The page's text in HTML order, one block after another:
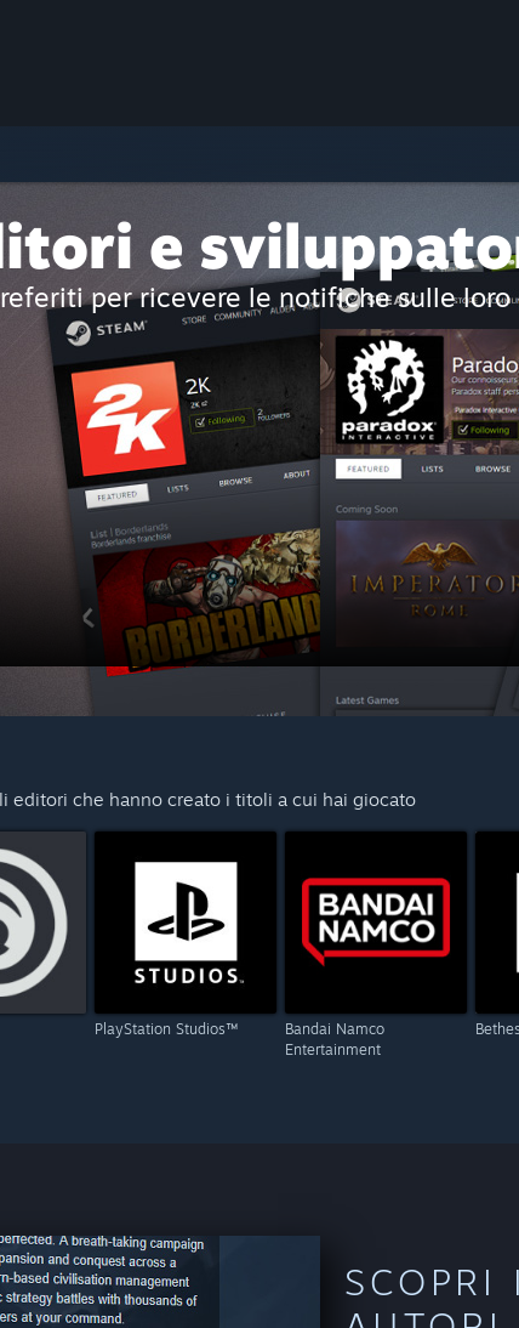
e
per ricevere le notifiche sulle loro
editori che hanno creato i titoli a cui hai giocato
PlayStation Studios™
Bandai Namco
Entertainment
SCOPRI